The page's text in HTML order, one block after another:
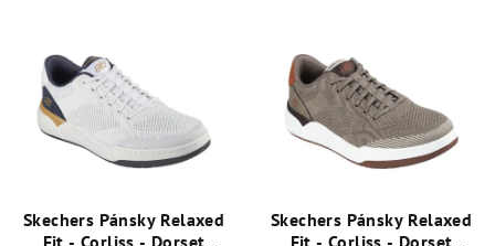
Skechers Pánsky Relaxed
Skechers Pánsky Relaxed